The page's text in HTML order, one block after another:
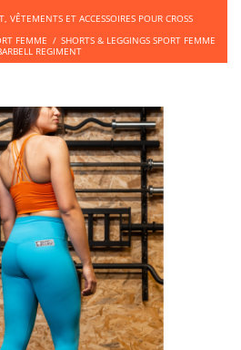
VÊTEMENTS ET ACCESSOIRES POUR CROSS
FEMME / SHORTS & LEGGINGS SPORT FEMME
REGIMENT